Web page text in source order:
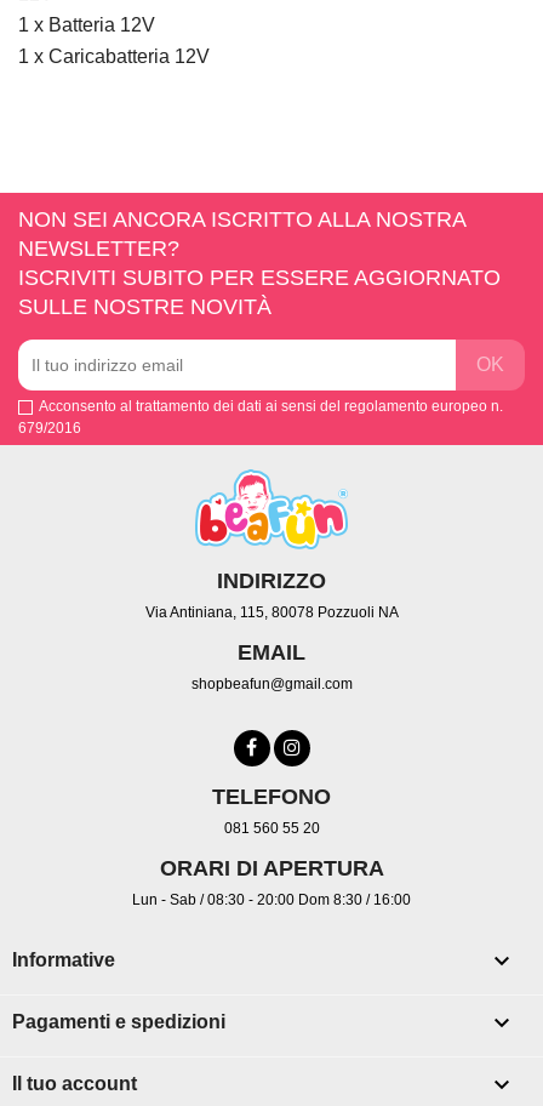
1 x Batteria 12V
1 x Caricabatteria 12V
NON SEI ANCORA ISCRITTO ALLA NOSTRA
NEWSLETTER?
ISCRIVITI SUBITO PER ESSERE AGGIORNATO
SULLE NOSTRE NOVITÀ
Acconsento al trattamento dei dati ai sensi del regolamento europeo n.
679/2016
INDIRIZZO
Via Antiniana, 115, 80078 Pozzuoli NA
EMAIL
shopbeafun@gmail.com
TELEFONO
081 560 55 20
ORARI DI APERTURA
Lun - Sab / 08:30 - 20:00 Dom 8:30 / 16:00
Informative 
Pagamenti e spedizioni 
Il tuo account 